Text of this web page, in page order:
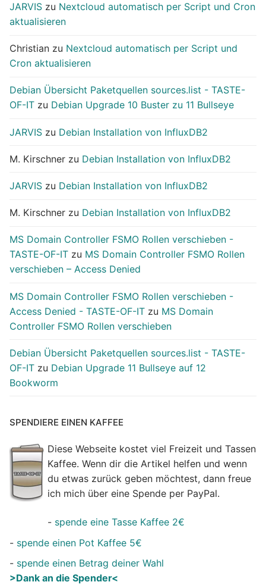
JARVIS zu Nextcloud automatisch per Script und Cron
aktualisieren
Christian zu Nextcloud automatisch per Script und
Cron aktualisieren
Debian Übersicht Paketquellen sources.list - TASTE-
OF-IT zu Debian Upgrade 10 Buster zu 11 Bullseye
JARVIS zu Debian Installation von InfluxDB2
M. Kirschner zu Debian Installation von InfluxDB2
JARVIS zu Debian Installation von InfluxDB2
M. Kirschner zu Debian Installation von InfluxDB2
MS Domain Controller FSMO Rollen verschieben -
TASTE-OF-IT zu MS Domain Controller FSMO Rollen
verschieben – Access Denied
MS Domain Controller FSMO Rollen verschieben -
Access Denied - TASTE-OF-IT zu MS Domain
Controller FSMO Rollen verschieben
Debian Übersicht Paketquellen sources.list - TASTE-
OF-IT zu Debian Upgrade 11 Bullseye auf 12
Bookworm
SPENDIERE EINEN KAFFEE
Diese Webseite kostet viel Freizeit und Tassen
Kaffee. Wenn dir die Artikel helfen und wenn
du etwas zurück geben möchtest, dann freue
ich mich über eine Spende per PayPal.
- spende eine Tasse Kaffee 2€
- spende einen Pot Kaffee 5€
- spende einen Betrag deiner Wahl
>Dank an die Spender<